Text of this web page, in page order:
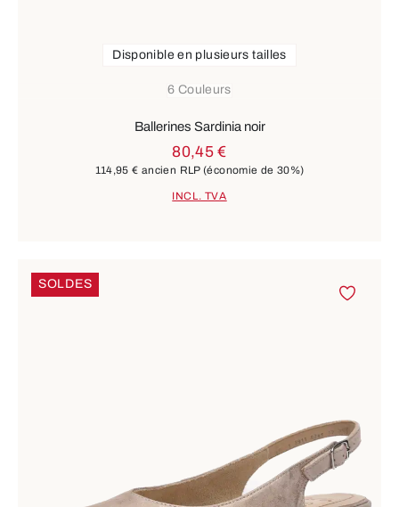
6 Couleurs
Disponible en plusieurs tailles
Ballerines Sardinia noir
80,45 €
114,95 € ancien RLP(économie de 30%)
INCL. TVA
SOLDES